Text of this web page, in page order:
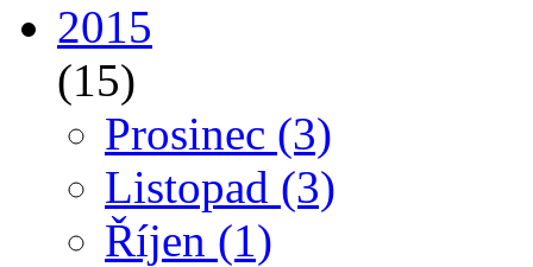
2015
(15)
Prosinec (3)
Listopad (3)
Říjen (1)